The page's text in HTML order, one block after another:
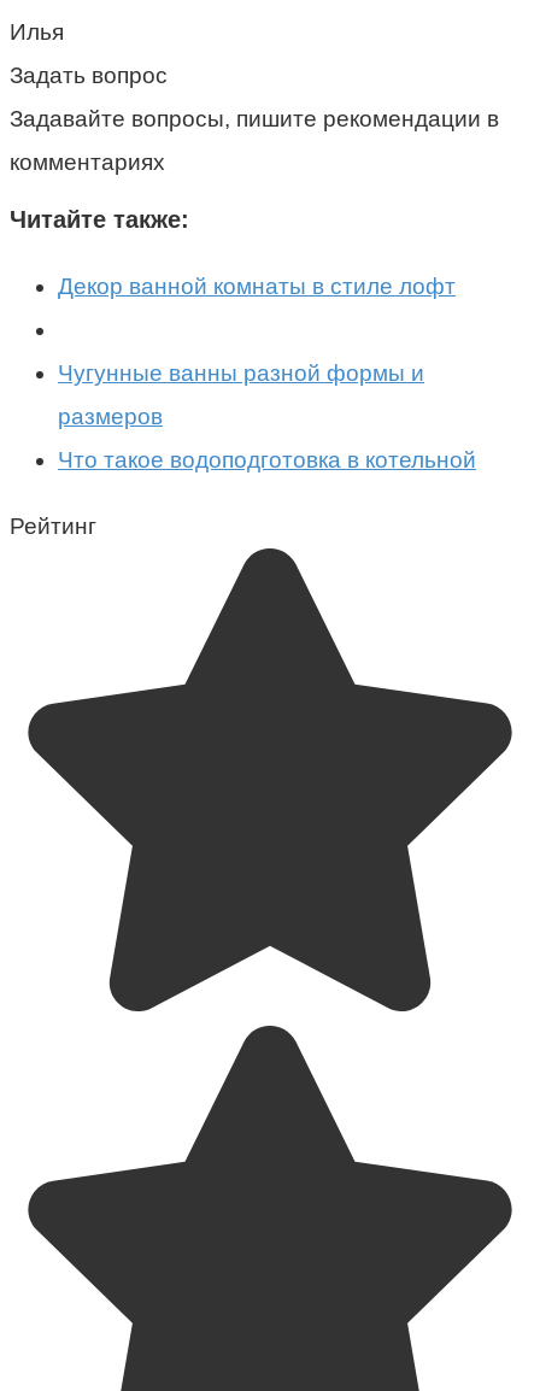
Илья
Задать вопрос
Задавайте вопросы, пишите рекомендации в
комментариях
Читайте также:
Декор ванной комнаты в стиле лофт
Чугунные ванны разной формы и
размеров
Что такое водоподготовка в котельной
Рейтинг